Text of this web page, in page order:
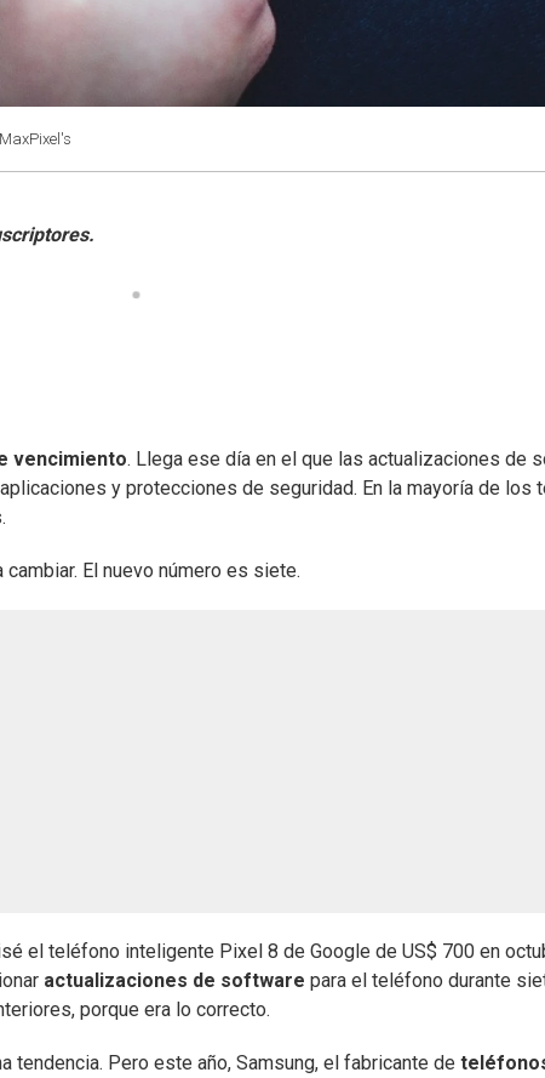
vencimiento. Llega ese día en el que las actualizaciones de
y protecciones de seguridad. En la mayoría de los
El nuevo número es siete.
el teléfono inteligente Pixel 8 de Google de US$ 700 en
actualizaciones de software para el teléfono durante
porque era lo correcto.
tendencia. Pero este año, Samsung, el fabricante de